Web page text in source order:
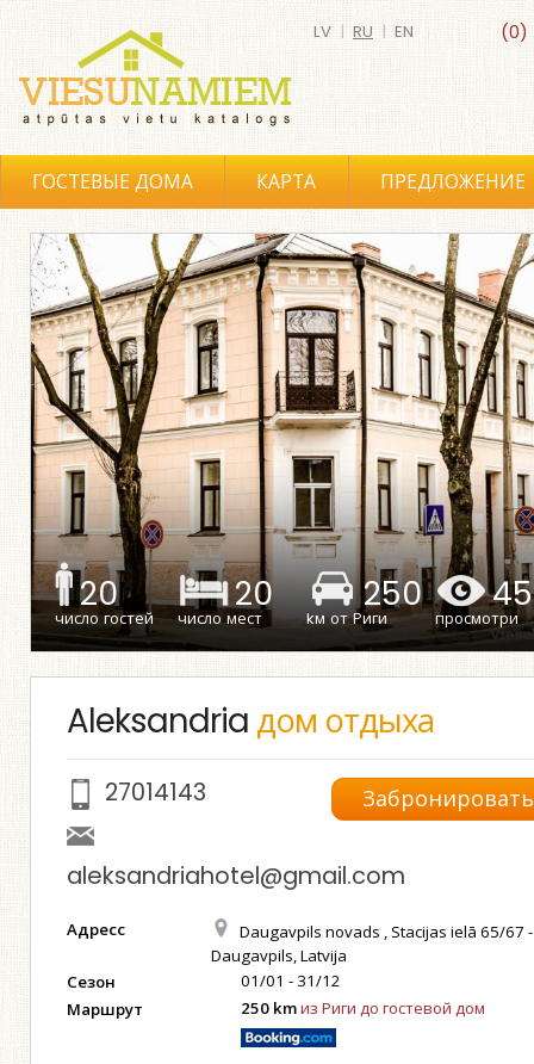
(0)
LV | RU | EN
ГОСТЕВЫЕ ДОМА КАРТА ПРЕДЛОЖЕНИЕ
20
число гостей
20
число мест
250
kм от Риги просмотри
Aleksandria дом отдыха
Забронировать
27014143
aleksandriahotel@gmail.com
Адресс
Daugavpils novads , Stacijas ielā 65/67
Daugavpils, Latvija
Сезон 01/01 - 31/12
Маршрут 250 kmиз Риги до гостевой дом